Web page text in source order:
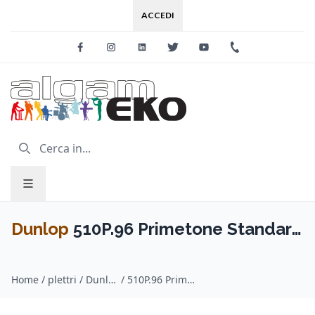
ACCEDI
FacebookInstagramLinkedinTwitter Youtube
Dunlop 510P.96 Primetone Standard
Home / plettri / Dunlop / 510P.96 Primetone Standard (Grip), Player/3